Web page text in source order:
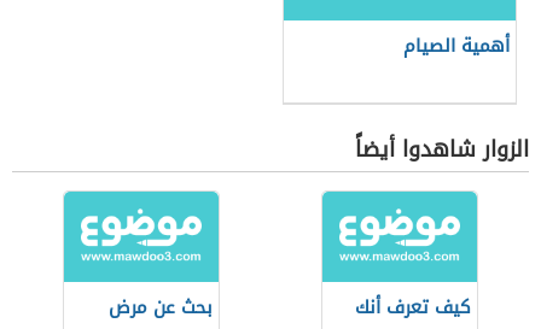
أهمية الصيام
الزوار شاهدوا أيضاً
كيف تعرف أنك
بحث عن مرض